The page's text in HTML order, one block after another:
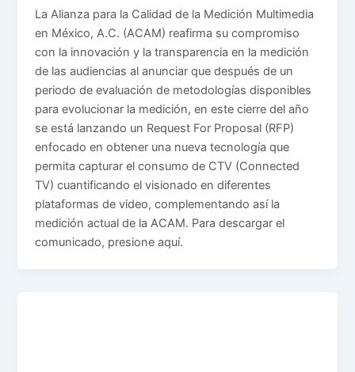
La Alianza para la Calidad de la Medición Multimedia
en México, A.C. (ACAM) reafirma su compromiso
con la innovación y la transparencia en la medición
de las audiencias al anunciar que después de un
periodo de evaluación de metodologías disponibles
para evolucionar la medición, en este cierre del año
se está lanzando un Request For Proposal (RFP)
enfocado en obtener una nueva tecnología que
permita capturar el consumo de CTV (Connected
TV) cuantificando el visionado en diferentes
plataformas de video, complementando así la
medición actual de la ACAM. Para descargar el
comunicado, presione aquí.